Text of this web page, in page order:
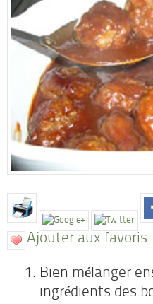
Ajouter aux favoris
Bien mélanger
ingrédients des